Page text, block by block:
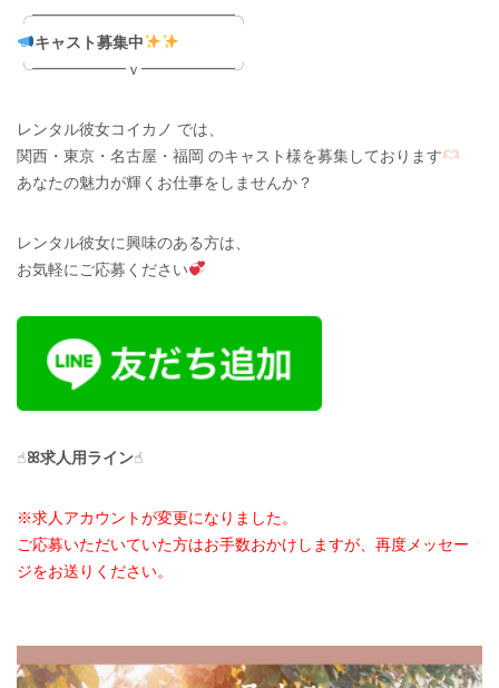
╭━━━━━━━━━━━━━╮
キャスト募集中
╰━━━━━━ｖ━━━━━━╯
レンタル彼女コイカノ では、
関西・東京・名古屋・福岡 のキャスト様を募集しております
あなたの魅力が輝くお仕事をしませんか？
レンタル彼女に興味のある方は、
お気軽にご応募ください
☝︎ꕤ求人用ライン☝︎
※求人アカウントが変更になりました。
ご応募いただいていた方はお手数おかけしますが、再度メッセー
ジをお送りください。